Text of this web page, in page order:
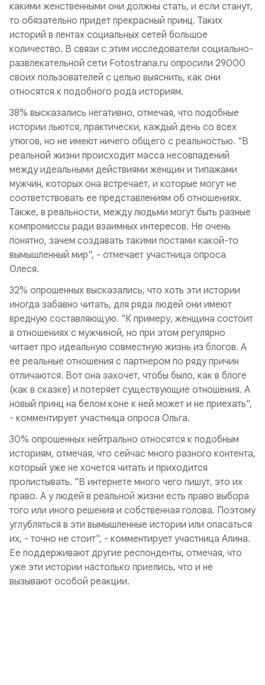
какими женственными они должны стать, и если станут,
то обязательно придет прекрасный принц. Таких
историй в лентах социальных сетей большое
количество. В связи с этим исследователи социально-
развлекательной сети Fotostrana.ru опросили 29000
своих пользователей с целью выяснить, как они
относятся к подобного рода историям.
38% высказались негативно, отмечая, что подобные
истории льются, практически, каждый день со всех
утюгов, но не имеют ничего общего с реальностью. "В
реальной жизни происходит масса несовпадений
между идеальными действиями женщин и типажами
мужчин, которых она встречает, и которые могут не
соответствовать ее представлениям об отношениях.
Также, в реальности, между людьми могут быть разные
компромиссы ради взаимных интересов. Не очень
понятно, зачем создавать такими постами какой-то
вымышленный мир", - отмечает участница опроса
Олеся.
32% опрошенных высказались, что хоть эти истории
иногда забавно читать, для ряда людей они имеют
вредную составляющую. "К примеру, женщина состоит
в отношениях с мужчиной, но при этом регулярно
читает про идеальную совместную жизнь из блогов. А
ее реальные отношения с партнером по ряду причин
отличаются. Вот она захочет, чтобы было, как в блоге
(как в сказке) и потеряет существующие отношения. А
новый принц на белом коне к ней может и не приехать",
- комментирует участница опроса Ольга.
30% опрошенных нейтрально относятся к подобным
историям, отмечая, что сейчас много разного контента,
который уже не хочется читать и приходится
пролистывать. "В интернете много чего пишут, это их
право. А у людей в реальной жизни есть право выбора
того или иного решения и собственная голова. Поэтому
углубляться в эти вымышленные истории или опасаться
их, - точно не стоит", - комментирует участница Алина.
Ее поддерживают другие респонденты, отмечая, что
уже эти истории настолько приелись, что и не
вызывают особой реакции.